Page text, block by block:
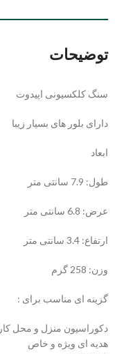
توضیحات
سنگ کلکسیونی اپیدوت
دارای بلور های بسیار زیبا
ابعاد
طول: 7.9 سانتی متر
عرض: 6.8 سانتی متر
ارتفاع: 3.4 سانتی متر
وزن: 258 گرم
گزینه ای مناسب برای :
دکوراسیون منزل و محل کار
هدیه ای ویژه و خاص